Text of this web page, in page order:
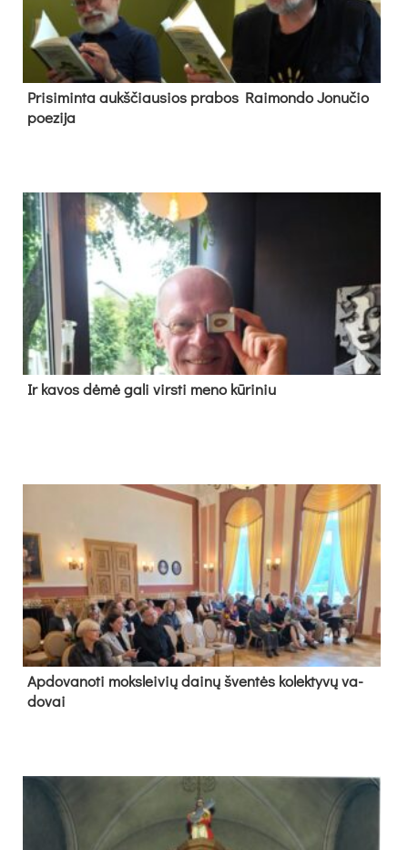
Pri­si­min­ta aukš­čiau­sios pra­bos Rai­mon­do Jo­nu­čio
poe­zi­ja
Ir ka­vos dė­mė ga­li virs­ti me­no kū­ri­niu
Ap­do­va­no­ti moks­lei­vių dai­nų šven­tės ko­lek­ty­vų va­
do­vai